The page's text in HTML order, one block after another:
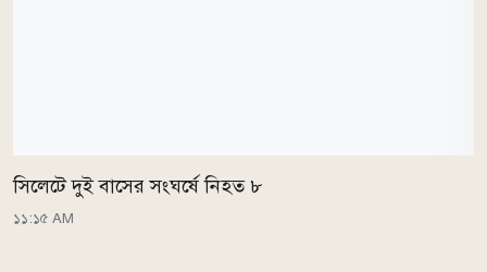
সিলেটে দুই বাসের সংঘর্ষে নিহত ৮
১১:১৫ AM